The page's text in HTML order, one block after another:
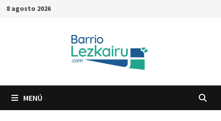
Saltar
8 agosto 2026
MENÚ